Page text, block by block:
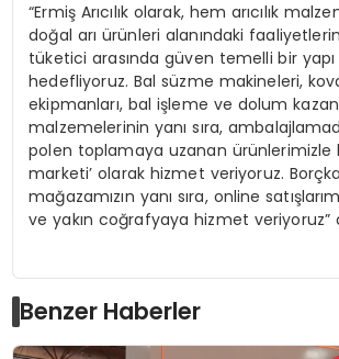
“Ermiş Arıcılık olarak, hem arıcılık
doğal arı ürünleri alanındaki
tüketici arasında güven temelli bir
hedefliyoruz. Bal süzme makineleri,
ekipmanları, bal işleme ve dolum
malzemelerinin yanı sıra,
polen toplamaya uzanan ürünlerimizle
marketi’ olarak hizmet veriyoruz.
mağazamızın yanı sıra, online
ve yakın coğrafyaya hizmet veriyoruz”
Benzer Haberler